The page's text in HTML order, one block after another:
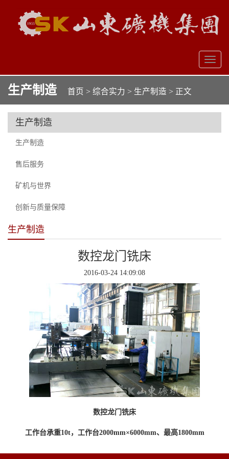
Toggle
生产制造 首页 > 综合实力 > 生产制造 > 正文
生产制造
生产制造
售后服务
矿机与世界
创新与质量保障
生产制造
数控龙门铣床
2016-03-24 14:09:08
数控龙门铣床
工作台承重10t，工作台2000mm×6000mm、最高1800mm